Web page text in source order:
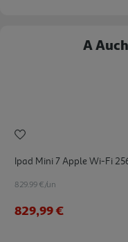
A
Ipad Mini 7 Apple Wi-Fi
829.99 €/un
829,99 €